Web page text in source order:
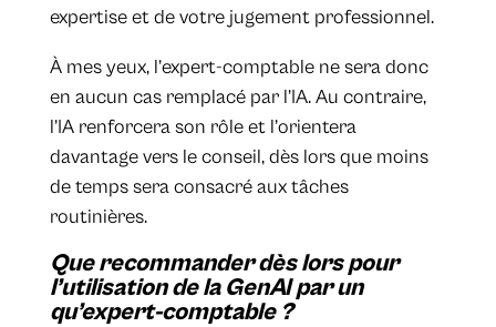
expertise et de votre jugement professionnel.
À mes yeux, l’expert-comptable ne sera donc
en aucun cas remplacé par l’IA. Au contraire,
l’IA renforcera son rôle et l’orientera
davantage vers le conseil, dès lors que moins
de temps sera consacré aux tâches
routinières.
Que recommander dès lors pour
l’utilisation de la GenAI par un
qu’expert-comptable ?